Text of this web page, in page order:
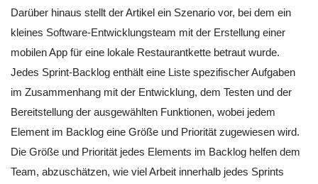
Darüber hinaus stellt der Artikel ein Szenario vor, bei dem ein
kleines Software-Entwicklungsteam mit der Erstellung einer
mobilen App für eine lokale Restaurantkette betraut wurde.
Jedes Sprint-Backlog enthält eine Liste spezifischer Aufgaben
im Zusammenhang mit der Entwicklung, dem Testen und der
Bereitstellung der ausgewählten Funktionen, wobei jedem
Element im Backlog eine Größe und Priorität zugewiesen wird.
Die Größe und Priorität jedes Elements im Backlog helfen dem
Team, abzuschätzen, wie viel Arbeit innerhalb jedes Sprints